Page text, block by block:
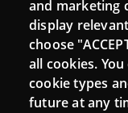
Connect
Contact
Newsletters
and marketing
display
choose
all cookies.
cookie types
future at any